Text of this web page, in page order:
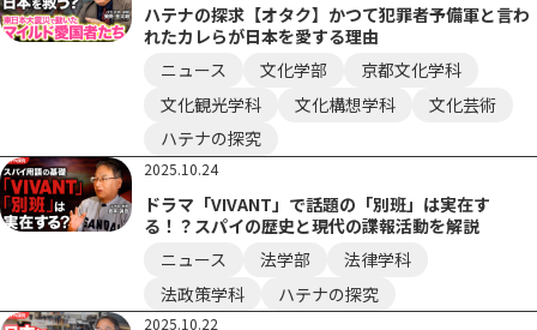
ハテナの探求【オタク】かつて犯罪者予備軍と言わ
れたカレらが日本を愛する理由
ニュース
文化学部
京都文化学科
文化観光学科
文化構想学科
文化芸術
ハテナの探究
2025.10.24
ドラマ「VIVANT」で話題の「別班」は実在す
る！？スパイの歴史と現代の諜報活動を解説
ニュース
法学部
法律学科
法政策学科
ハテナの探究
2025.10.22